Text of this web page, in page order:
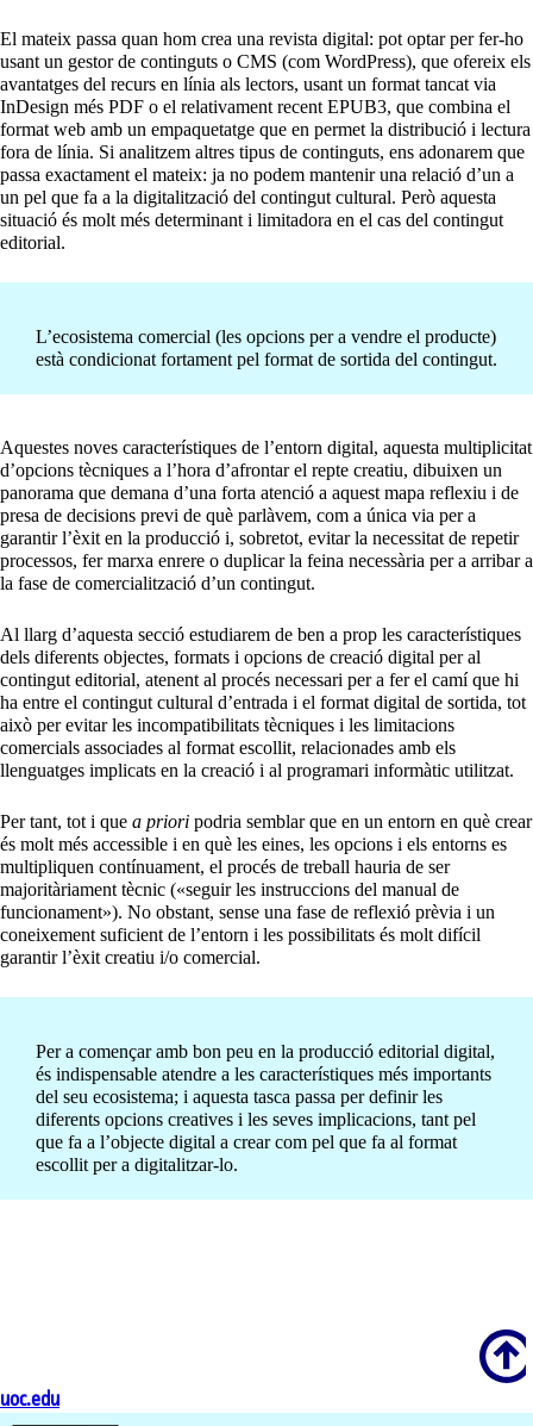
El mateix passa quan hom crea una revista digital: pot optar per fer-ho
usant un gestor de continguts o CMS (com WordPress), que ofereix els
avantatges del recurs en línia als lectors, usant un format tancat via
InDesign més PDF o el relativament recent EPUB3, que combina el
format web amb un empaquetatge que en permet la distribució i lectura
fora de línia. Si analitzem altres tipus de continguts, ens adonarem que
passa exactament el mateix: ja no podem mantenir una relació d’un a
un pel que fa a la digitalització del contingut cultural. Però aquesta
situació és molt més determinant i limitadora en el cas del contingut
editorial.
L’ecosistema comercial (les opcions per a vendre el producte)
està condicionat fortament pel format de sortida del contingut.
Aquestes noves característiques de l’entorn digital, aquesta multiplicitat
d’opcions tècniques a l’hora d’afrontar el repte creatiu, dibuixen un
panorama que demana d’una forta atenció a aquest mapa reflexiu i de
presa de decisions previ de què parlàvem, com a única via per a
garantir l’èxit en la producció i, sobretot, evitar la necessitat de repetir
processos, fer marxa enrere o duplicar la feina necessària per a arribar a
la fase de comercialització d’un contingut.
Al llarg d’aquesta secció estudiarem de ben a prop les característiques
dels diferents objectes, formats i opcions de creació digital per al
contingut editorial, atenent al procés necessari per a fer el camí que hi
ha entre el contingut cultural d’entrada i el format digital de sortida, tot
això per evitar les incompatibilitats tècniques i les limitacions
comercials associades al format escollit, relacionades amb els
llenguatges implicats en la creació i al programari informàtic utilitzat.
Per tant, tot i que a priori podria semblar que en un entorn en què crear
és molt més accessible i en què les eines, les opcions i els entorns es
multipliquen contínuament, el procés de treball hauria de ser
majoritàriament tècnic («seguir les instruccions del manual de
funcionament»). No obstant, sense una fase de reflexió prèvia i un
coneixement suficient de l’entorn i les possibilitats és molt difícil
garantir l’èxit creatiu i/o comercial.
Per a començar amb bon peu en la producció editorial digital,
és indispensable atendre a les característiques més importants
del seu ecosistema; i aquesta tasca passa per definir les
diferents opcions creatives i les seves implicacions, tant pel
que fa a l’objecte digital a crear com pel que fa al format
escollit per a digitalitzar-lo.
Scroll
uoc.edu